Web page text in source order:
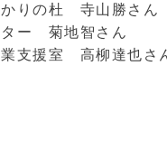
かりの杜 寺山勝さん
ター 菊地智さん
業支援室 高柳達也さ